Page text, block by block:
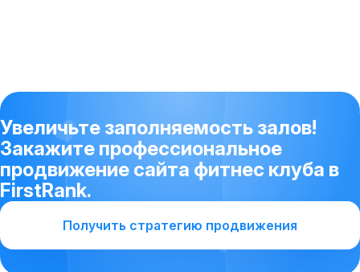
Увеличьте заполняемость залов!
Закажите профессиональное
продвижение сайта фитнес клуба в
FirstRank.
Получить стратегию продвижения